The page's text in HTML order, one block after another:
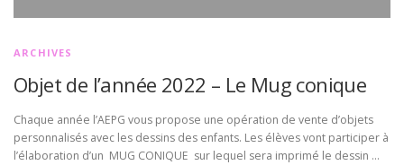
ARCHIVES
Objet de l’année 2022 – Le Mug conique
Chaque année l’AEPG vous propose une opération de vente d’objets
personnalisés avec les dessins des enfants. Les élèves vont participer à
l’élaboration d’un MUG CONIQUE sur lequel sera imprimé le dessin …